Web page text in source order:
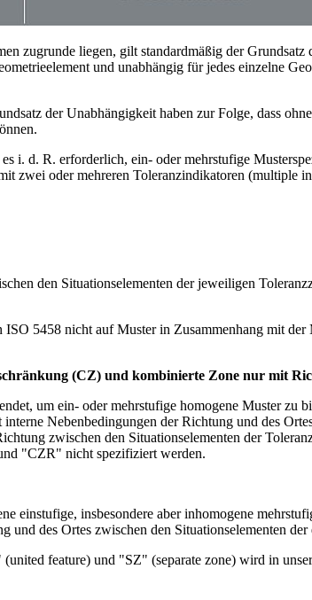
zugrunde liegen, gilt standardmäßig der
und un­abhängig für jedes ein­zelne
der Un­abhängigkeit haben zur Folge, dass
i. d. R. erforderlich, ein- oder mehrstufige
zwei oder mehreren Toleranz­indikatoren
den Situationselementen der jeweiligen
ISO 5458 nicht auf Muster in Zusammenhang mit
(CZ) und kombinierte Zone nur mit
um ein- oder mehrstufige homogene Muster zu
Nebenbedingungen der Richtung und des
zwischen den Situations­elementen der
"CZR" nicht spezifi­ziert werden.
einstufige, insbesondere aber inhomogene
des Ortes zwi­schen den Situations­elementen der
feature) und "SZ" (separate zone) wird in